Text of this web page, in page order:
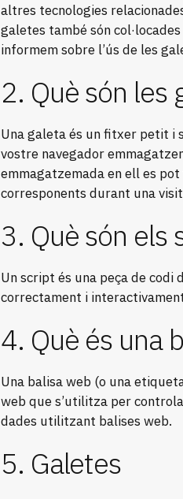
altres tecnologies
galetes també són
informem sobre l’ús de les
2. Què són les
Una galeta és un fitxer petit i
vostre navegador
emmagatzemada en ell es
corresponents durant una
3. Què són els
Un script és una peça de
correctament i
4. Què és una
Una balisa web (o una
web que s’utilitza per
dades utilitzant balises web.
5. Galetes